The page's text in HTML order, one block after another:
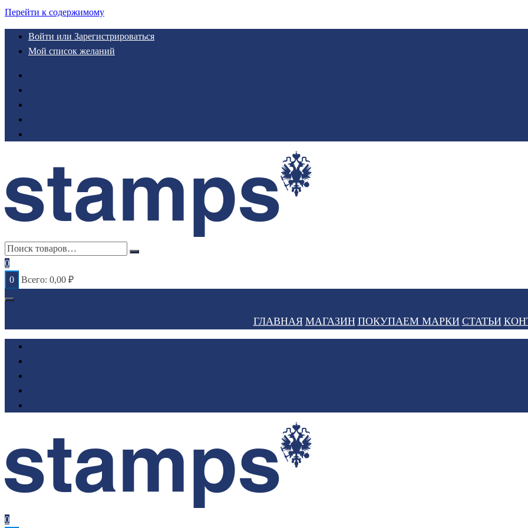
Перейти к содержимому
Войти или Зарегистрироваться
Мой список желаний
0
0
Всего: 0,00 ₽
ГЛАВНАЯ МАГАЗИН ПОКУПАЕМ МАРКИ СТАТЬИ
0